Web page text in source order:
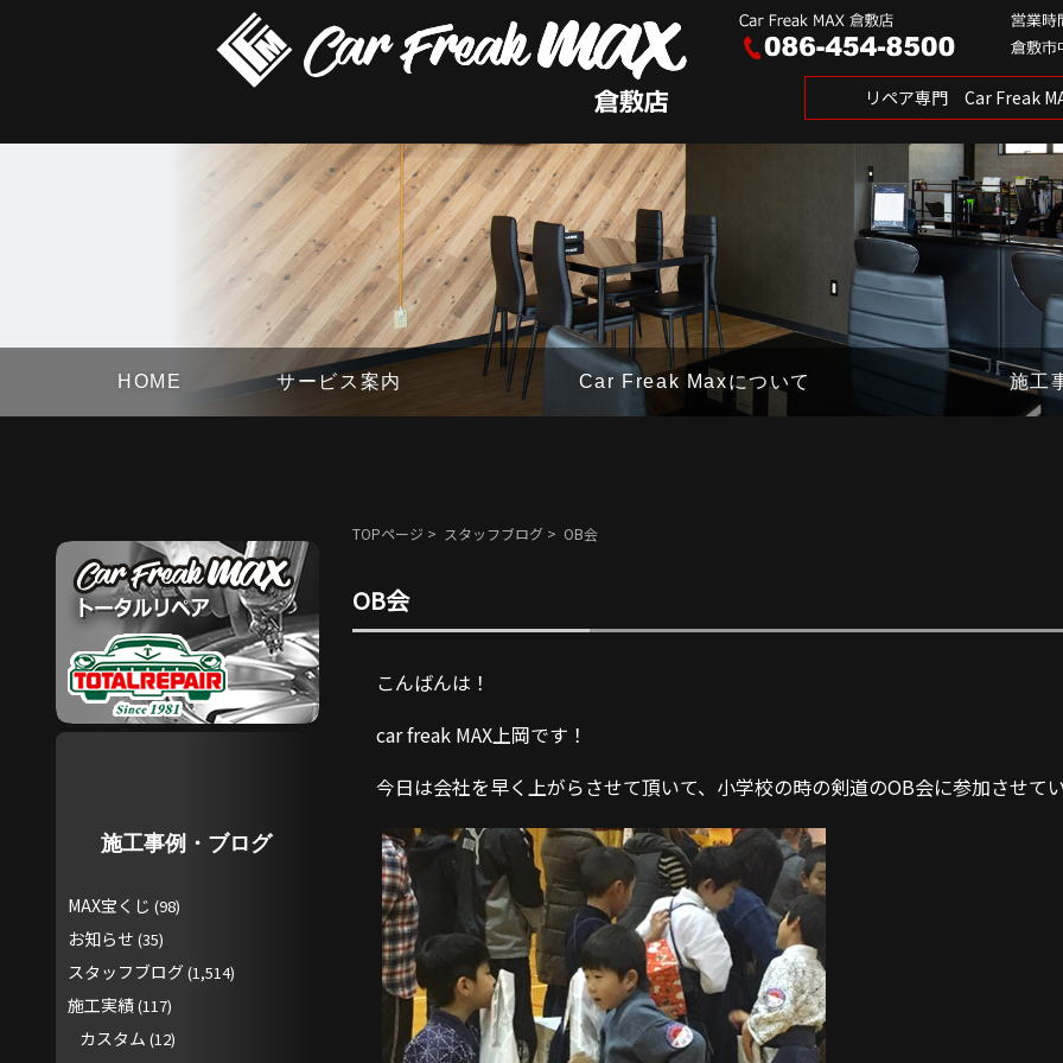
リペア専門 Car Freak
HOME サービス案内 Car Freak Maxについて 施工
TOPページ > スタッフブログ > OB会
OB会
こんばんは！
car freak MAX上岡です！
今日は会社を早く上がらさせて頂いて、小学校の時の剣道のOB会に参加させて
施工事例・ブログ
MAX宝くじ (98)
お知らせ (35)
スタッフブログ(1,514)
施工実績(117)
カスタム (12)